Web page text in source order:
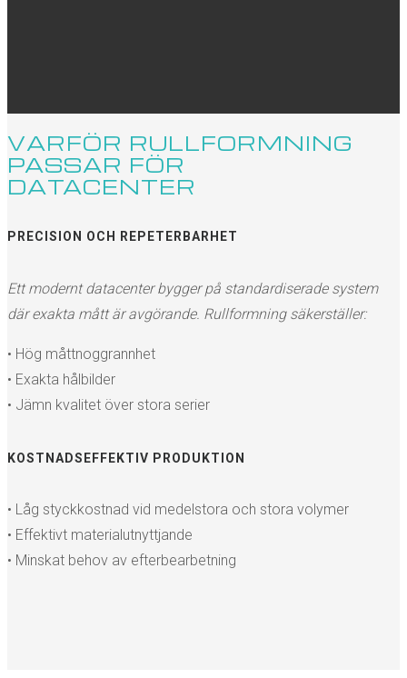
VARFÖR RULLFORMNING
PASSAR FÖR
DATACENTER
PRECISION OCH REPETERBARHET
Ett modernt datacenter bygger på standardiserade system
där exakta mått är avgörande. Rullformning säkerställer:
• Hög måttnoggrannhet
• Exakta hålbilder
• Jämn kvalitet över stora serier
KOSTNADSEFFEKTIV PRODUKTION
• Låg styckkostnad vid medelstora och stora volymer
• Effektivt materialutnyttjande
• Minskat behov av efterbearbetning